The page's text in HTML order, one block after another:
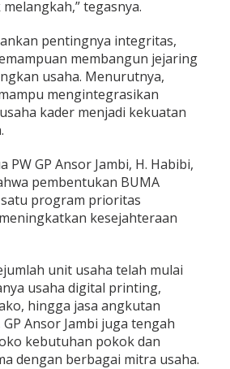
tegasnya.
pentingnya integritas,
membangun jejaring
usaha. Menurutnya,
mengintegrasikan
kader menjadi kekuatan
PW GP Ansor Jambi, H. Habibi,
pembentukan BUMA
program prioritas
kesejahteraan
unit usaha telah mulai
usaha digital printing,
hingga jasa angkutan
Ansor Jambi juga tengah
kebutuhan pokok dan
dengan berbagai mitra usaha.